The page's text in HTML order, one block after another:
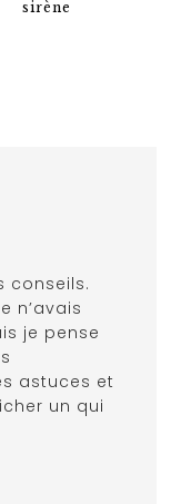
sirène
conseils.
n’avais
je pense
astuces et
un qui